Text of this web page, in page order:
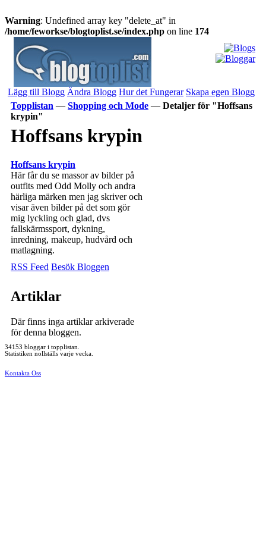
Warning: Undefined array key "delete_at" in
/home/feworkse/blogtoplist.se/index.php on line 174
Lägg till Blogg Ändra Blogg Hur det Fungerar Skapa egen Blogg
Topplistan — Shopping och Mode — Detaljer för "Hoffsans
krypin"
Hoffsans krypin
Hoffsans krypin
Här får du se massor av bilder på
outfits med Odd Molly och andra
härliga märken men jag skriver och
visar även bilder på det som gör
mig lyckling och glad, dvs
fallskärmssport, dykning,
inredning, makeup, hudvård och
matlagning.
RSS Feed Besök Bloggen
Artiklar
Där finns inga artiklar arkiverade
för denna bloggen.
34153 bloggar i topplistan.
Statistiken nollställs varje vecka.
Kontakta Oss